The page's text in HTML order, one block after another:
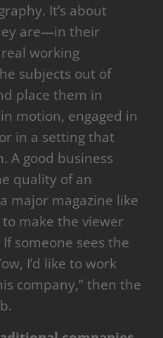
It’s about
are—in their
working
subjects out of
place them in
motion, engaged in
in a setting that
A good business
quality of an
major magazine like
to make the viewer
someone sees the
I’d like to work
company,” then the